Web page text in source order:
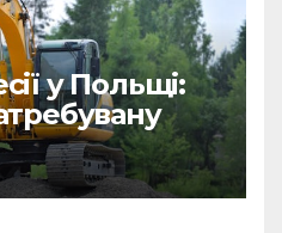
у Польщі:
та заробляти